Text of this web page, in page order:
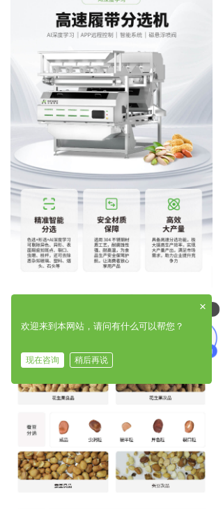
你们是怎么收费的呢
×
欢迎来到本网站，请问有什么可以帮您？
现在咨询 稍后再说